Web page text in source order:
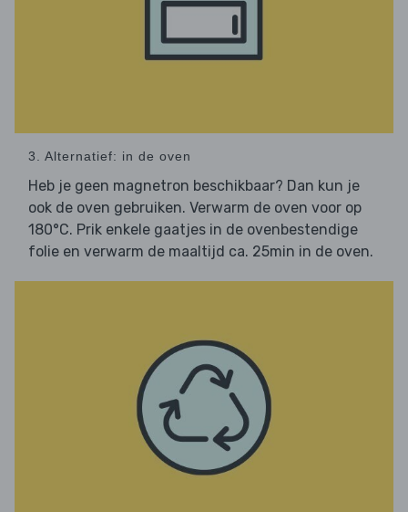
3. Alternatief: in de oven
Heb je geen magnetron beschikbaar? Dan kun je
ook de oven gebruiken. Verwarm de oven voor op
180°C. Prik enkele gaatjes in de ovenbestendige
folie en verwarm de maaltijd ca. 25min in de oven.